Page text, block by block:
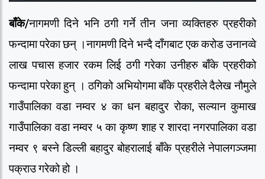
बाँके/नागमणी दिने भनि ठगी गर्ने तीन जना व्यक्तिहरु प्रहरीको
फन्दामा परेका छन् ।नागमणी दिने भन्दै दाँगबाट एक करोड उनानव्वे
लाख पचास हजार रकम लिई ठगी गरेका उनीहरु बाँके प्रहरीको
फन्दामा परेका हुन् ।ठगिको अभियोगमा बाँके प्रहरीले दैलेख नौमुले
गाउँपालिका वडा नम्वर ४ का धन बहादुर रोका, सल्यान कुमाख
गाउँपालिका वडा नम्वर ५ का कृष्ण शाह र शारदा नगरपालिका वडा
नम्वर ९ बस्ने डिल्ली बहादुर बोहरालाई बाँके प्रहरीले नेपालगञ्जमा
पक्राउ गरेको हो ।